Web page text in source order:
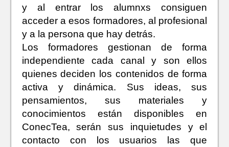
y al entrar los alumnxs consiguen
acceder a esos formadores, al profesional
y a la persona que hay detrás.
Los formadores gestionan de forma
independiente cada canal y son ellos
quienes deciden los contenidos de forma
activa y dinámica. Sus ideas, sus
pensamientos, sus materiales y
conocimientos están disponibles en
ConecTea, serán sus inquietudes y el
contacto con los usuarios las que